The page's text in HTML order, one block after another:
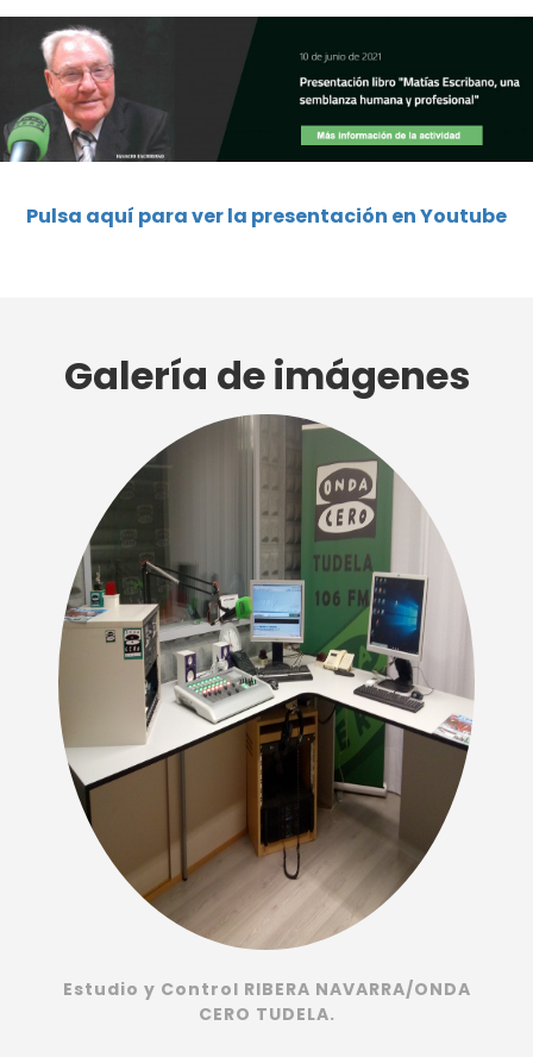
Pulsa aquí para ver la presentación en Youtube
Galería de imágenes
Estudio y Control RIBERA NAVARRA/ONDA
CERO TUDELA.